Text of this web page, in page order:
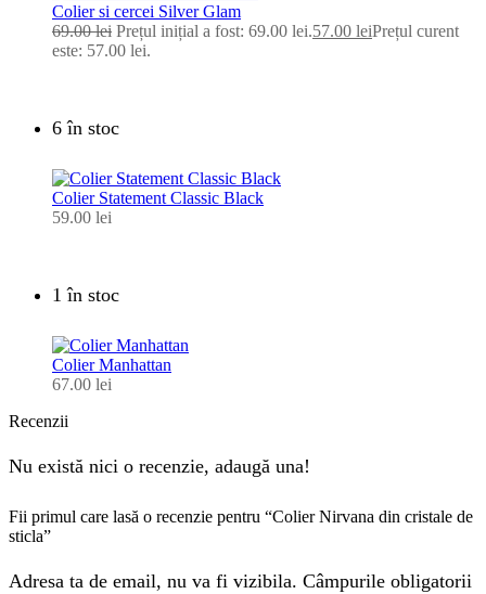
Colier si cercei Silver Glam
69.00lei Prețul inițial a fost: 69.00 lei.57.00 leiPrețul curent
este: 57.00 lei.
6 în stoc
Colier Statement Classic Black
59.00 lei
1 în stoc
Colier Manhattan
67.00 lei
Recenzii
Nu există nici o recenzie, adaugă una!
Fii primul care lasă o recenzie pentru “Colier Nirvana din cristale de
sticla”
Adresa ta de email, nu va fi vizibila. Câmpurile obligatorii